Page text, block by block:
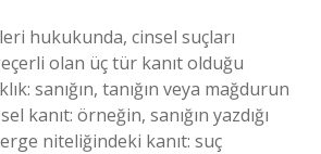
hukukunda, cinsel suçları
olan üç tür kanıt olduğu
sanığın, tanığın veya mağdurun
kanıt: örneğin, sanığın yazdığı
niteliğindeki kanıt: suç